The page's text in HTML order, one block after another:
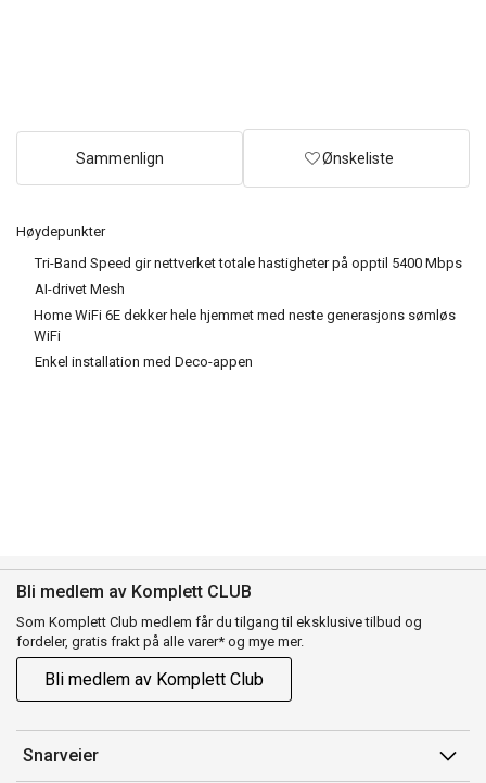
Høydepunkter
Tri-Band Speed gir nettverket totale hastigheter på opptil 5400 Mbps
AI-drivet Mesh
Home WiFi 6E dekker hele hjemmet med neste generasjons sømløs
WiFi
Enkel installation med Deco-appen
Sammenlign Ønskeliste
Bli medlem av Komplett CLUB
Som Komplett Club medlem får du tilgang til eksklusive tilbud og
fordeler, gratis frakt på alle varer* og mye mer.
Bli medlem av Komplett Club
Snarveier